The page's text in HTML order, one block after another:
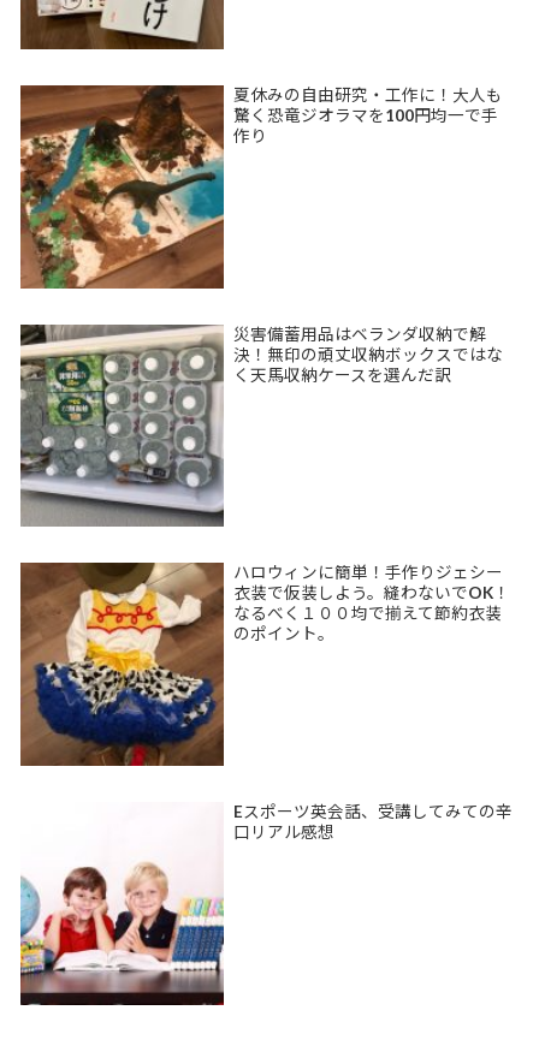
夏休みの自由研究・工作に！大人も
驚く恐竜ジオラマを100円均一で手
作り
災害備蓄用品はベランダ収納で解
決！無印の頑丈収納ボックスではな
く天馬収納ケースを選んだ訳
ハロウィンに簡単！手作りジェシー
衣装で仮装しよう。縫わないでOK！
なるべく１００均で揃えて節約衣装
のポイント。
Eスポーツ英会話、受講してみての辛
口リアル感想